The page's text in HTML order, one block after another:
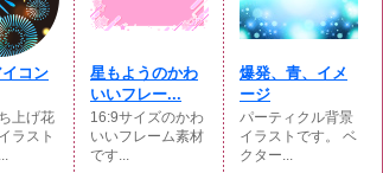
コン
上げ花
ラスト
星もようのかわ
いいフレー...
16:9サイズのかわ
いいフレーム素材
です...
爆発、青、イメ
ージ
パーティクル背景
イラストです。 ベ
クター...